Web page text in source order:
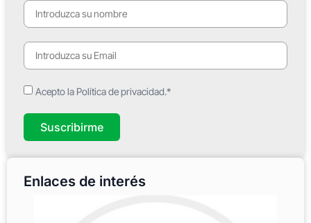
Acepto la Política de privacidad.*
Suscribirme
Enlaces de interés